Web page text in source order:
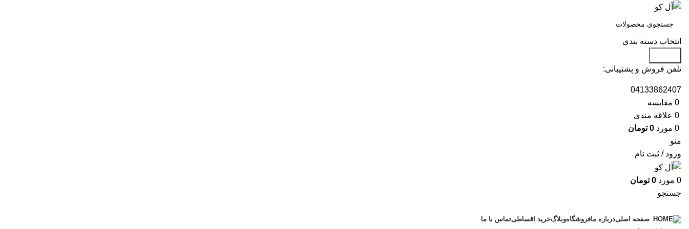
انتخاب دسته بندی
تلفن فروش و پشتیبانی:
04133862407
0 مقايسه
0 علاقه مندی
0 مورد 0 تومان
منو
ورود / ثبت نام
0 مورد 0 تومان
جستجو
صفحه اصلیدرباره مافروشگاهوبلاگخرید اقساطیتماس با ما